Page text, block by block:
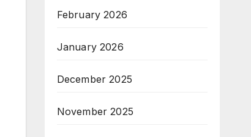
February 2026
January 2026
December 2025
November 2025